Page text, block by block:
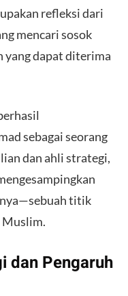
refleksi dari
mencari sosok
yang dapat diterima
sebagai seorang
dan ahli strategi,
titik
Muslim.
dan Pengaruh